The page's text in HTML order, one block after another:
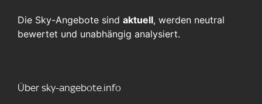
Die Sky-Angebote sind aktuell, werden neutral
bewertet und unabhängig analysiert.
Über sky-angebote.info